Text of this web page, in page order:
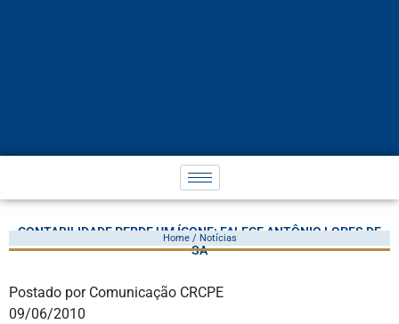
CONTABILIDADE PERDE UM ÍCONE: FALECE ANTÔNIO LOPES DE
SÁ
Home / Notícias
Postado por Comunicação CRCPE
09/06/2010